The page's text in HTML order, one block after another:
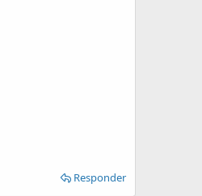
Responder